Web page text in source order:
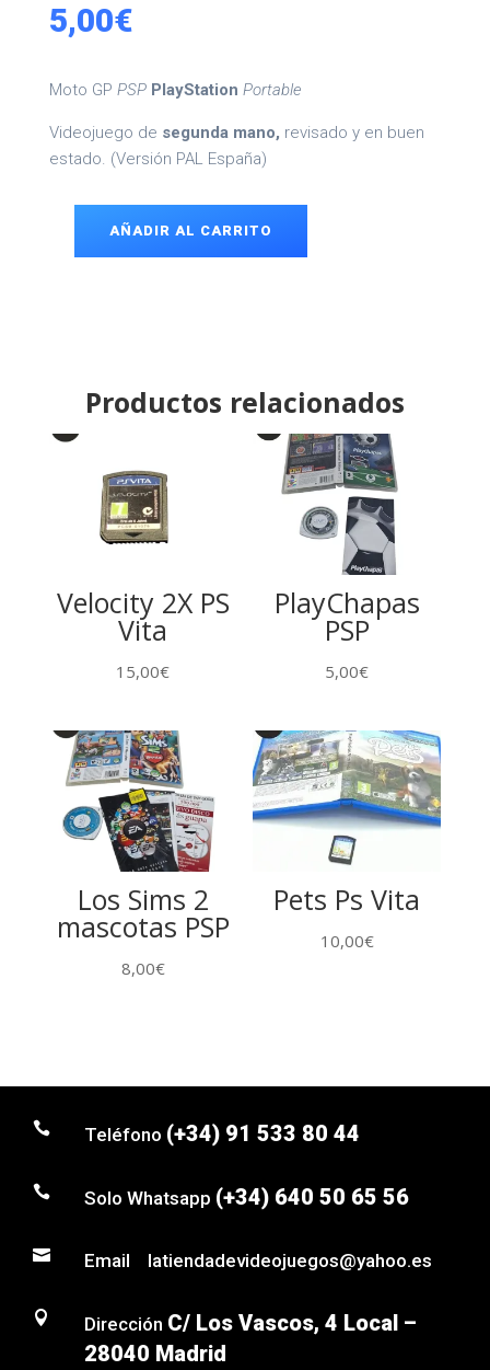
5,00€
Moto GP PSP PlayStation Portable
Videojuego de segunda mano, revisado y en buen
estado. (Versión PAL España)
AÑADIR AL CARRITO
Productos relacionados
Velocity 2X PS
Vita
15,00€
PlayChapas
PSP
5,00€
Los Sims 2
mascotas PSP
8,00€
Pets Ps Vita
10,00€
 Teléfono (+34) 91 533 80 44
 Solo Whatsapp (+34) 640 50 65 56
 Email latiendadevideojuegos@yahoo.es
 Dirección C/ Los Vascos, 4 Local –
28040 Madrid